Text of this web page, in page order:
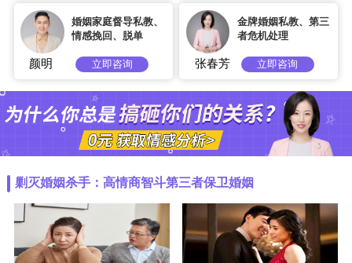
婚姻家庭督导私教、
情感挽回、脱单
颜明 立即咨询
金牌婚姻私教、第三
者危机处理
张春芳 立即咨询
剿灭婚姻杀手：高情商智斗第三者保卫婚姻